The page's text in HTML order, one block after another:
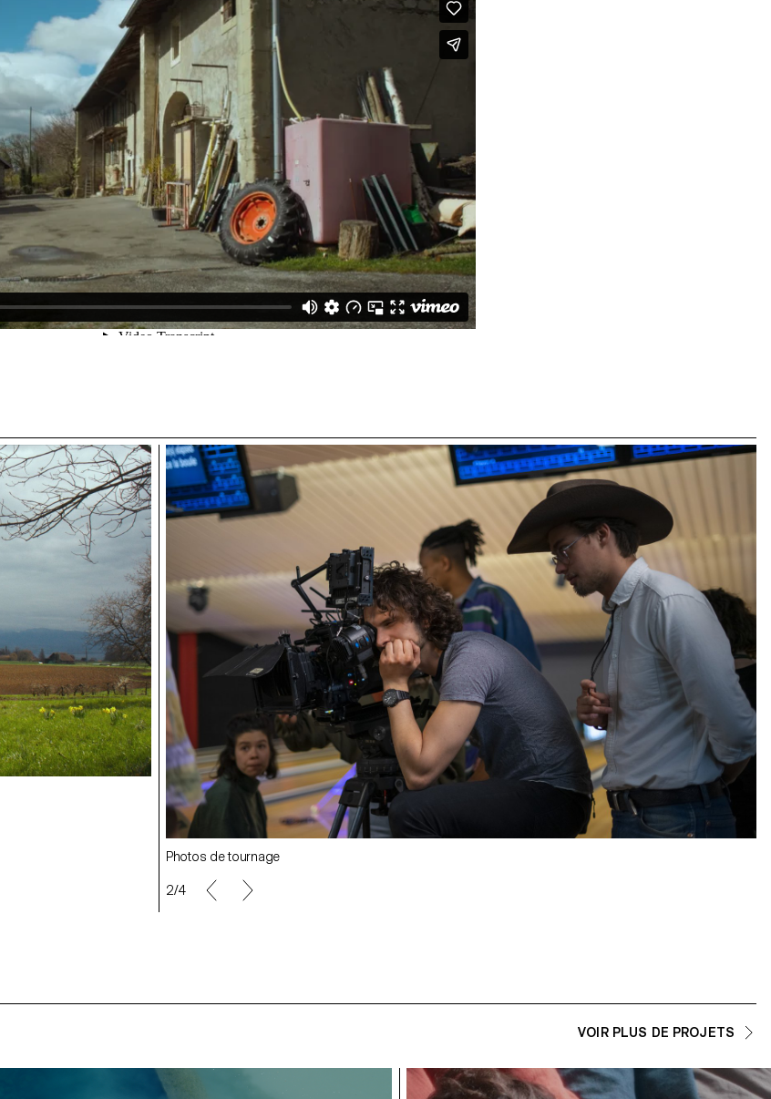
Stills
Photos de tournage
2/4
VOIR PLUS DE PROJETS